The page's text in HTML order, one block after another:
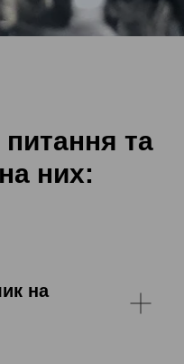
та
них:
на